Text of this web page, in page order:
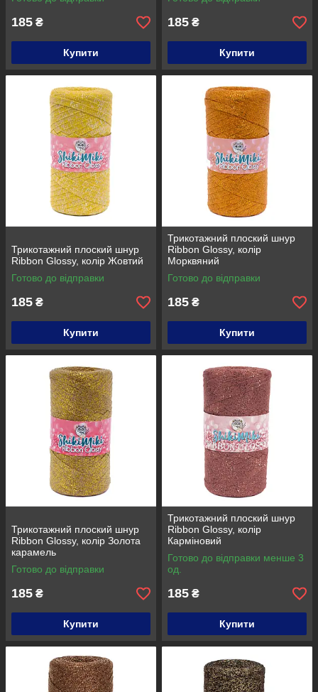
185 ₴
Купити
185 ₴
Купити
Трикотажний плоский шнур
Ribbon Glossy, колір Жовтий
Готово до відправки
185 ₴
Купити
Трикотажний плоский шнур
Ribbon Glossy, колір
Морквяний
Готово до відправки
185 ₴
Купити
Трикотажний плоский шнур
Ribbon Glossy, колір Золота
карамель
Готово до відправки
185 ₴
Купити
Трикотажний плоский шнур
Ribbon Glossy, колір
Карміновий
Готово до відправки менше 3
од.
185 ₴
Купити